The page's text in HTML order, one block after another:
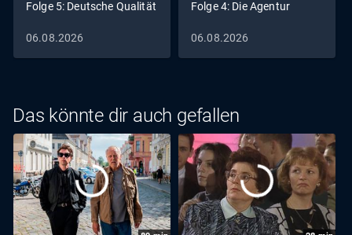
Folge 5: Deutsche Qualität
06.08.2026
Folge 4: Die Agentur
06.08.2026
Das könnte dir auch gefallen